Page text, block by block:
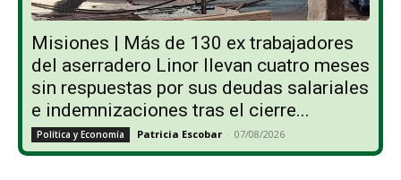
Misiones | Más de 130 ex trabajadores
del aserradero Linor llevan cuatro meses
sin respuestas por sus deudas salariales
e indemnizaciones tras el cierre...
Política y Economía Patricia Escobar - 07/08/2026